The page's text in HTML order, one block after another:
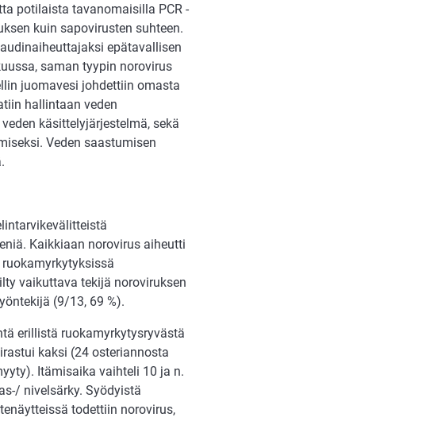
potilaista tavanomaisilla PCR -
kuin sapovirusten suhteen.
epätavallisen
saman tyypin norovirus
juomavesi johdettiin omasta
hallintaan veden
käsittelyjärjestelmä, sekä
Veden saastumisen
Kaikkiaan norovirus aiheutti
vaikuttava tekijä noroviruksen
(9/13, 69 %).
erillistä ruokamyrkytysryvästä
kaksi (24 osteriannosta
Itämisaika vaihteli 10 ja n.
nivelsärky. Syödyistä
todettiin norovirus,